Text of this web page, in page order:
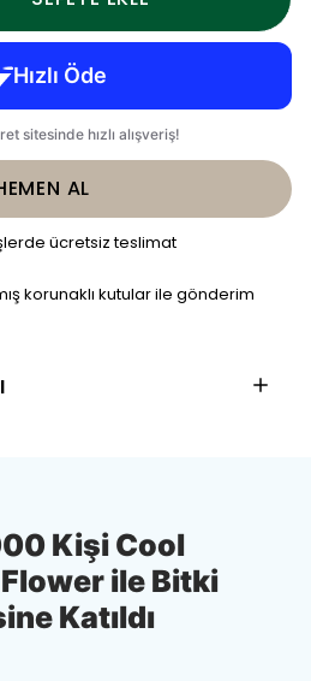
AL
ücretsiz teslimat
korunaklı kutular ile gönderim
Kişi Cool
ile Bitki
Katıldı